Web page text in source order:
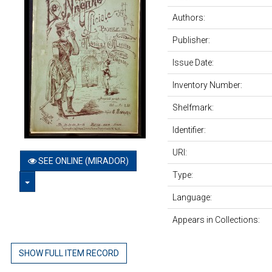
SEE ONLINE (MIRADOR)
TOGGLE DROPDOWN
Authors:
Publisher:
Issue Date:
Inventory Number:
Shelfmark:
Identifier:
URI:
Type:
Language:
Appears in Collections:
SHOW FULL ITEM RECORD